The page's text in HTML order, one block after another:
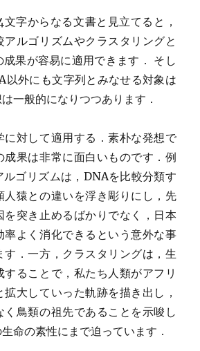
字からなる文書と見立てると，
アルゴリズムやクラスタリングと
果が容易に適用できます． そし
以外にも文字列とみなせる対象は
一般的になりつつあります．
に対して適用する．素朴な発想で
成果は非常に面白いものです．例
ルゴリズムは，DNAを比較分類す
人猿との違いを浮き彫りにし，先
を突き止めるばかりでなく，日本
率よく消化できるという意外な事
す．一方，クラスタリングは，生
ることで，私たち人類がアフリ
大していった軌跡を描き出し，
く鳥類の祖先であることを示唆し
命の素性にまで迫っています．